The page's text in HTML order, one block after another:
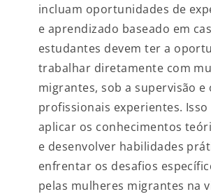
incluam oportunidades de
e aprendizado baseado em
estudantes devem ter a
trabalhar diretamente com
migrantes, sob a supervisão
profissionais experientes.
aplicar os conhecimentos
e desenvolver habilidades
enfrentar os desafios
pelas mulheres migrantes na